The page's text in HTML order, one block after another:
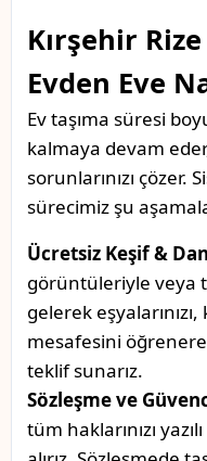
Kırşehir
Evden Eve
Ev taşıma süresi
kalmaya devam
sorunlarınızı çözer.
sürecimiz şu
Ücretsiz Keşif &
görüntüleriyle veya
gelerek
mesafesini
teklif sunarız.
Sözleşme ve
tüm haklarınızı